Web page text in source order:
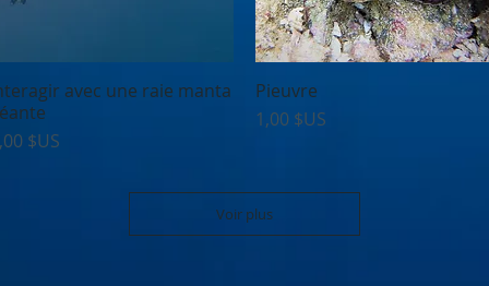
Aperçu rapide
avec une raie manta
$US
Pieuvre
Prix
1,00 $US
Voir plus